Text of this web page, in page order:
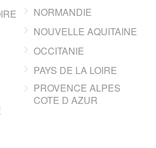
NORMANDIE
NOUVELLE AQUITAINE
OCCITANIE
PAYS DE LA LOIRE
PROVENCE ALPES
COTE D AZUR